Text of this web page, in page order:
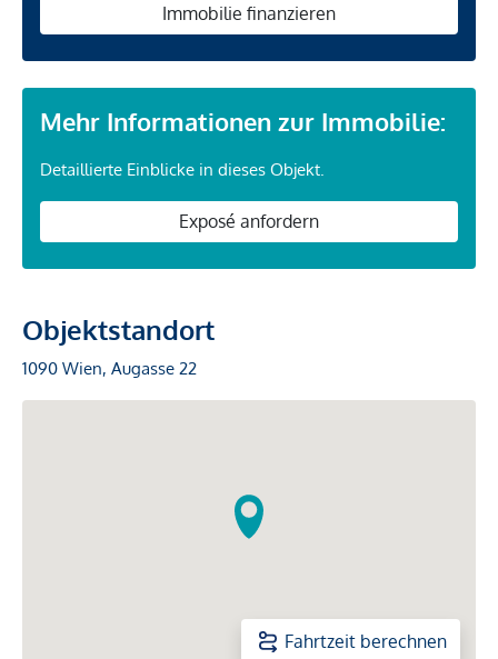
Immobilie finanzieren
Mehr Informationen zur Immobilie:
Detaillierte Einblicke in dieses Objekt.
Exposé anfordern
Objektstandort
1090 Wien, Augasse 22
Fahrtzeit berechnen